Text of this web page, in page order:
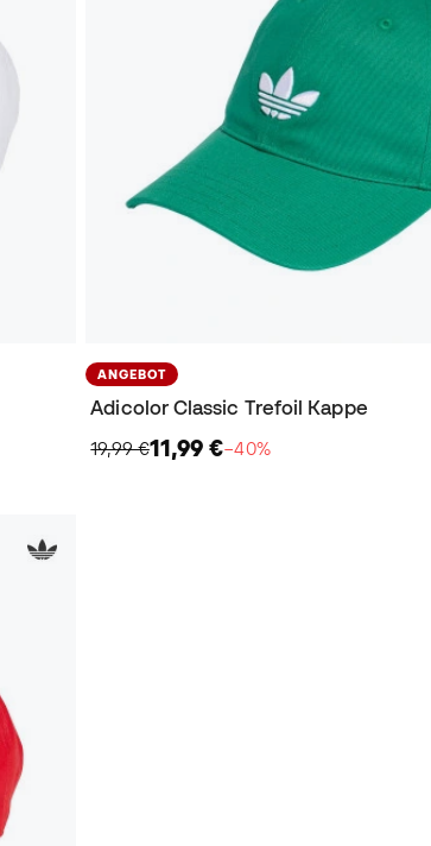
ANGEBOT
Adicolor Classic Trefoil Kappe
19,99 €11,99 €−40%